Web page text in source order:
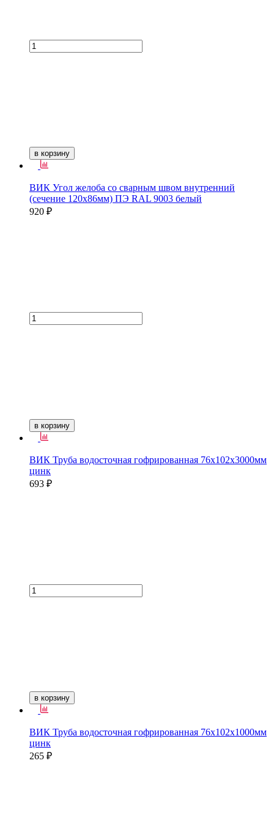
в корзину
ВИК Угол желоба со сварным швом внутренний
(сечение 120х86мм) ПЭ RAL 9003 белый
920 ₽
в корзину
ВИК Труба водосточная гофрированная 76х102х3000мм
цинк
693 ₽
в корзину
ВИК Труба водосточная гофрированная 76х102х1000мм
цинк
265 ₽